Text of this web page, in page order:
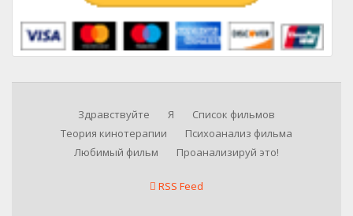
Здравствуйте Я
Список фильмов
Теория кинотерапии
Психоанализ фильма
Любимый фильм
Проанализируй это!
RSS Feed